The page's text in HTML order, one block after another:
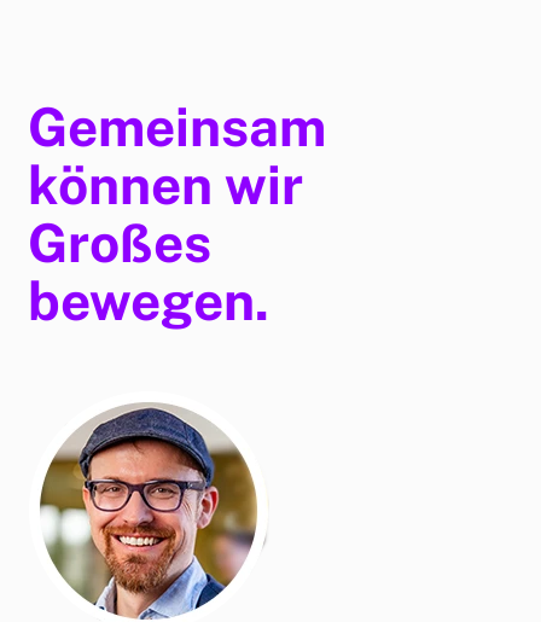
Gemeinsam
können wir
Großes
bewegen.